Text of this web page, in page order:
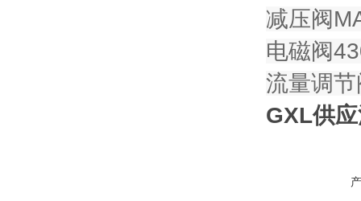
减压阀
电磁阀
流量调
GXL供